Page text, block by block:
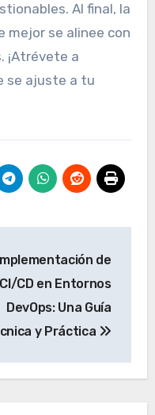
Al final, la
mejor se alinee con
¡Atrévete a
se ajuste a tu
de
CI/CD en Entornos
DevOps: Una Guía
y Práctica